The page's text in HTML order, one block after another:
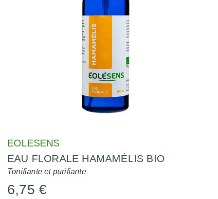
EOLESENS
EAU FLORALE HAMAMÉLIS BIO
Tonifiante et purifiante
6,75 €